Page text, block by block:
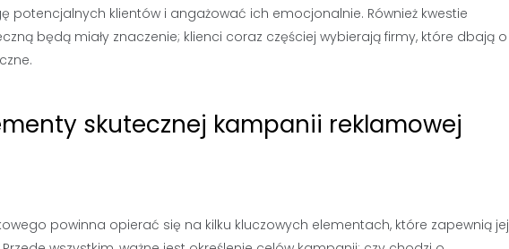
klientów i angażować ich emocjonalnie. Również kwestie
będą miały znaczenie; klienci coraz częściej wybierają firmy, które dbają o
skutecznej kampanii reklamowej
powinna opierać się na kilku kluczowych elementach, które zapewnią jej